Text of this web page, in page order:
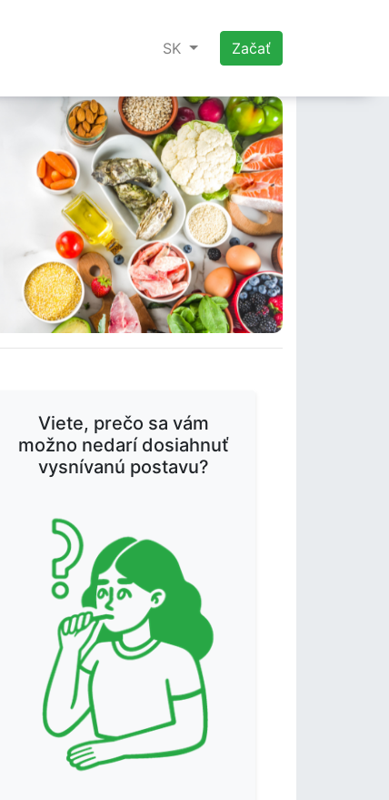
SK Začať
Viete, prečo sa vám
možno nedarí dosiahnuť
vysnívanú postavu?